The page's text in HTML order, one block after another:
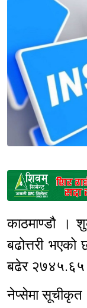
काठमाण्डौ ।
बढोत्तरी
बढेर २७४५.६५
नेप्सेमा